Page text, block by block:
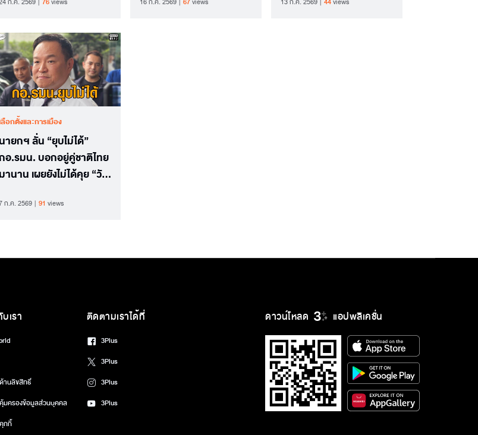
การลงทุน
ลือกตั้งและการเมือง
นายกฯ ลั่น “ยุบไม่ได้”
อ.รมน. บอกอยู่คู่ชาติไทย
มานาน เผยยังไม่ได้คุย “วัน
ก.ค. 2569 91 views
ดาวน์โหลด แอปพลิเคชั่น
เรา
านลิขสิทธิ์
มครองข้อมูลส่วนบุคคล
กกี้
ติดตามเราได้ที่
3Plus
3Plus
3Plus
3Plus